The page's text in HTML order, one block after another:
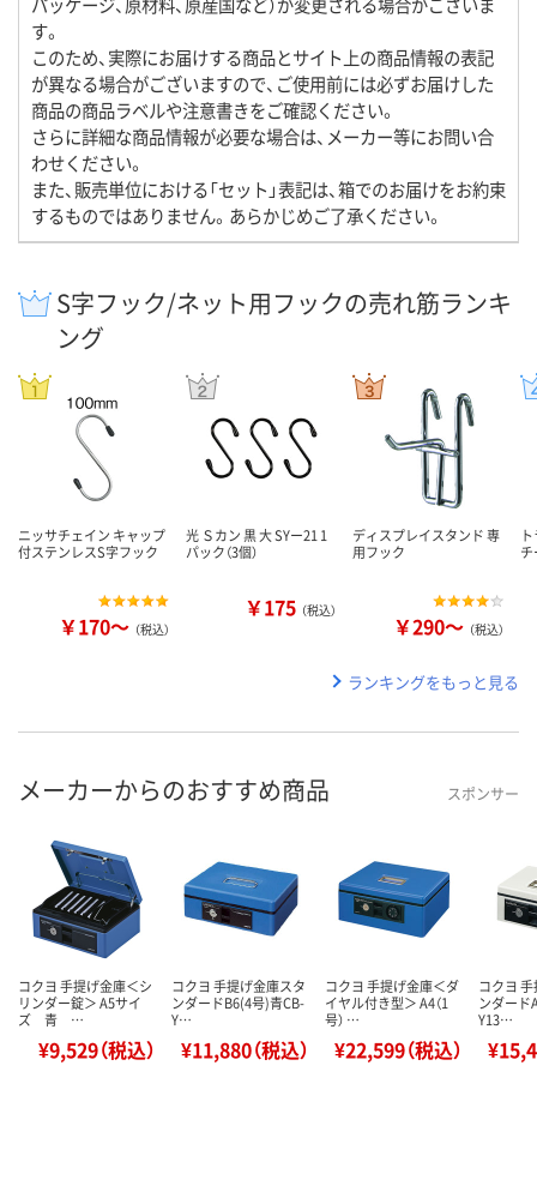
す。
このため、実際にお届けする商品とサイト上の商品情報の表記
が異なる場合がございますので、ご使用前には必ずお届けした
商品の商品ラベルや注意書きをご確認ください。
さらに詳細な商品情報が必要な場合は、メーカー等にお問い合
わせください。
また、販売単位における「セット」表記は、箱でのお届けをお約束
するものではありません。あらかじめご了承ください。
S字フック/ネット用フックの売れ筋ランキ
ング
ニッサチェイン キャップ
付ステンレスS字フック
￥170～ （税込）
光 Ｓカン 黒 大 SYー21 1
パック（3個）
￥175 （税込）
ディスプレイスタンド 専
用フック
￥290～ （税込）
ランキングをもっと見る
メーカーからのおすすめ商品 スポンサー
コクヨ 手提げ金庫＜シ
リンダー錠＞ A5サイ
ズ 青 …
¥9,529（税込）
コクヨ 手提げ金庫スタ
ンダードB6(4号)青CB-
Y…
¥11,880（税込）
コクヨ 手提げ金庫＜ダ
イヤル付き型＞ A4（1
号） …
¥22,599（税込）
コクヨ
ンダード
Y13…